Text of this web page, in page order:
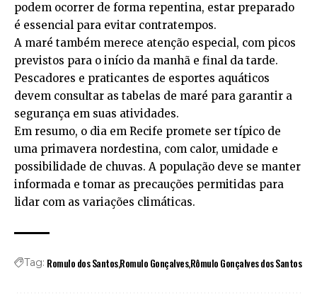
podem ocorrer de forma repentina, estar preparado
é essencial para evitar contratempos.
A maré também merece atenção especial, com picos
previstos para o início da manhã e final da tarde.
Pescadores e praticantes de esportes aquáticos
devem consultar as tabelas de maré para garantir a
segurança em suas atividades.
Em resumo, o dia em Recife promete ser típico de
uma primavera nordestina, com calor, umidade e
possibilidade de chuvas. A população deve se manter
informada e tomar as precauções permitidas para
lidar com as variações climáticas.
Tag: Romulo dos SantosRomulo GonçalvesRômulo Gonçalves dos Santos